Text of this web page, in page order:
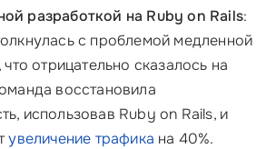
разработкой на Ruby on Rails:
с проблемой медленной
отрицательно сказалось на
восстановила
использовав Ruby on Rails, и
увеличение трафика на 40%.